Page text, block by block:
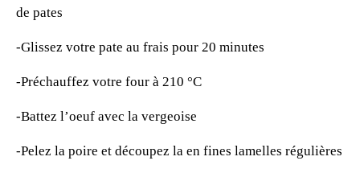
de pates
-Glissez votre pate au frais pour 20 minutes
-Préchauffez votre four à 210 °C
-Battez l’oeuf avec la vergeoise
-Pelez la poire et découpez la en fines lamelles régulières